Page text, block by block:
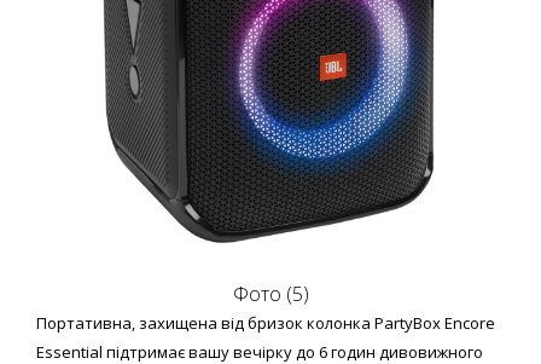
Фото (5)
Портативна, захищена від бризок колонка PartyBox Encore
Essential підтримає вашу вечірку до 6 годин дивовижного